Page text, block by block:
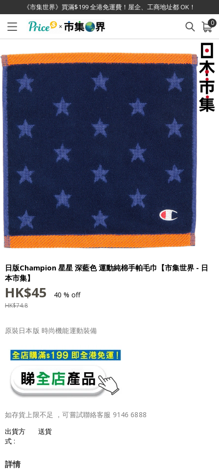
《市集世界》買滿$199 全港免運費！屋企、工商地址都 OK！
0
已加入購物車 查看
日版Champion 星星 深藍色 運動純棉手帕毛巾【市集世界 - 日
本市集】
HK$45 40 % off
HK$74.8
原裝日本版 時尚機能運動裝備
如存貨上限不足 ，可嘗試聯絡客服 9146 6888
出貨方
式 :
送貨
詳情